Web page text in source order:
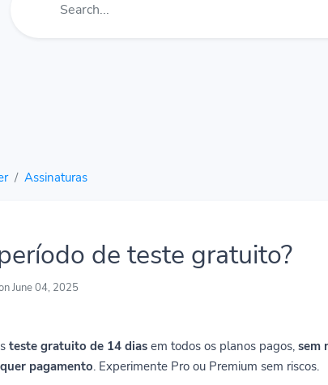
Assinaturas
de teste gratuito?
June 04, 2025
teste gratuito de 14 dias em todos os planos pagos, sem
pagamento. Experimente Pro ou Premium sem riscos.